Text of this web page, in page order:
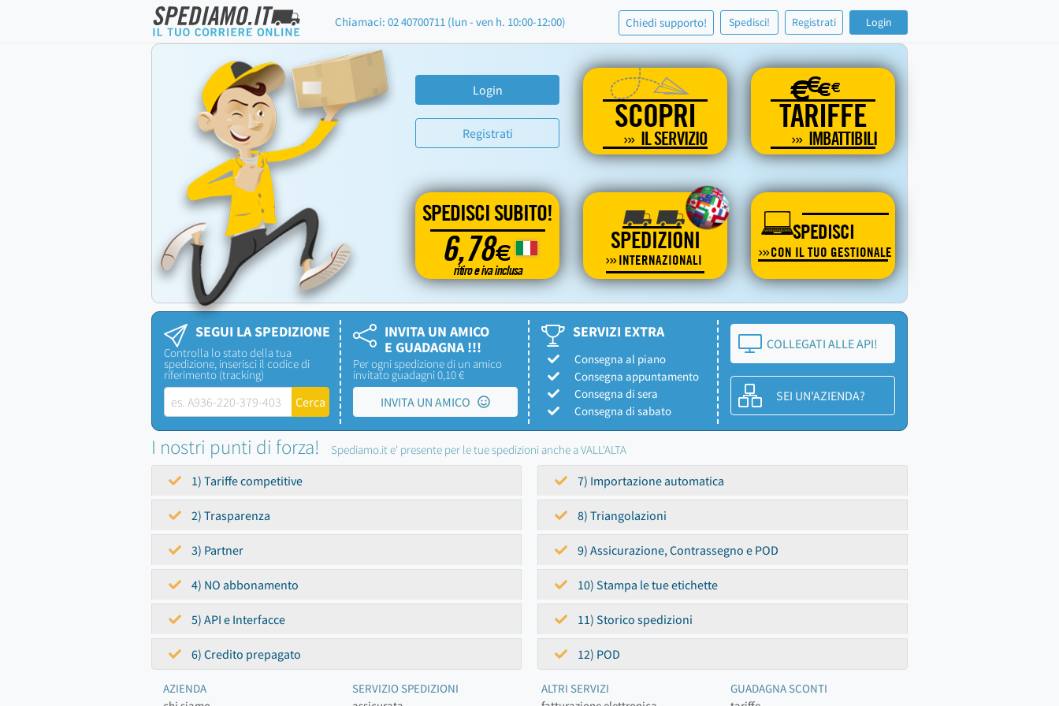
Chiamaci: 02 40700711 (lun - ven h. 10:00-12:00) Chiedi supporto! Spedisci! Registrati Login
Login
Registrati SCOPRI
IL SERVIZIO
€€€€
TARIFFE
IMBATTIBILI
SPEDISCI SUBITO!
6,78€
ritiro e iva inclusa
SPEDIZIONI
INTERNAZIONALI
SPEDISCI
CON IL TUO GESTIONALE
SEGUI LA SPEDIZIONE
Controlla lo stato della tua
spedizione, inserisci il codice di
riferimento (tracking)
INVITA UN AMICO
E GUADAGNA !!!
Per ogni spedizione di un amico
invitato guadagni 0,10 €
INVITA UN AMICO
SERVIZI EXTRA
Consegna al piano
Consegna appuntamento
Consegna di sera
Consegna di sabato
COLLEGATI ALLE API!
SEI UN'AZIENDA?
I nostri punti di forza! Spediamo.it e' presente per le tue spedizioni anche a VALL'ALTA
1) Tariffe competitive
2) Trasparenza
3) Partner
4) NO abbonamento
5) API e Interfacce
6) Credito prepagato
7) Importazione automatica
8) Triangolazioni
9) Assicurazione, Contrassegno e POD
10) Stampa le tue etichette
11) Storico spedizioni
12) POD
AZIENDA
SERVIZIO SPEDIZIONI
ALTRI SERVIZI
GUADAGNA SCONTI